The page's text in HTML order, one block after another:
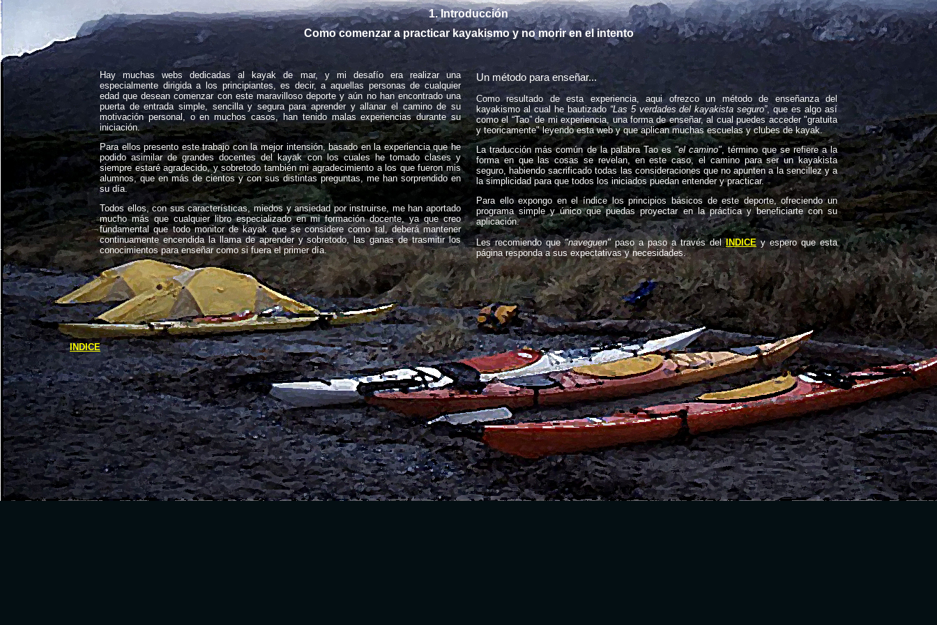
1. Introducción
Como comenzar a practicar kayakismo y no morir en el intento
Hay muchas webs dedicadas al kayak de mar, y mi desafío era realizar una
especialmente dirigida a los principiantes, es decir, a aquellas personas de cualquier
edad que desean comenzar con este maravilloso deporte y aún no han encontrado una
puerta de entrada simple, sencilla y segura para aprender y allanar el camino de su
motivación personal, o en muchos casos, han tenido malas experiencias durante su
iniciación.
Para ellos presento este trabajo con la mejor intensión, basado en la experiencia que he
podido asimilar de grandes docentes del kayak con los cuales he tomado clases y
siempre estaré agradecido, y sobretodo también mi agradecimiento a los que fueron mis
alumnos, que en más de cientos y con sus distintas preguntas, me han sorprendido en
su día.
Todos ellos, con sus características, miedos y ansiedad por instruirse, me han aportado
mucho más que cualquier libro especializado en mi formación docente, ya que creo
fundamental que todo monitor de kayak que se considere como tal, deberá mantener
continuamente encendida la llama de aprender y sobretodo, las ganas de trasmitir los
conocimientos para enseñar como si fuera el primer día.
Un método para enseñar...
Como resultado de esta experiencia, aqui ofrezco un método de enseñanza del
kayakismo al cual he bautizado “Las 5 verdades del kayakista seguro”, que es algo así
como el “Tao” de mi experiencia, una forma de enseñar, al cual puedes acceder "gratuita
y teoricamente" leyendo esta web y que aplican muchas escuelas y clubes de kayak.
La traducción más común de la palabra Tao es"el camino", término que se refiere a la
forma en que las cosas se revelan, en este caso, el camino para ser un kayakista
seguro, habiendo sacrificado todas las consideraciones que no apunten a la sencillez y a
la simplicidad para que todos los iniciados puedan entender y practicar.
Para ello expongo en el índice los principios básicos de este deporte, ofreciendo un
programa simple y único que puedas proyectar en la práctica y beneficiarte con su
aplicación.
Les recomiendo que"naveguen"paso a paso a través delINDICE y espero que esta
página responda a sus expectativas y necesidades.
INDICE